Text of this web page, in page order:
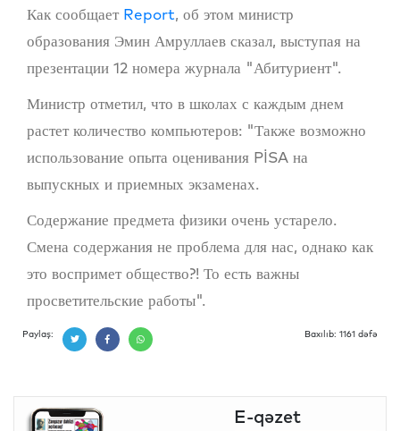
Как сообщает Report, об этом министр
образования Эмин Амруллаев сказал, выступая на
презентации 12 номера журнала "Абитуриент".
Министр отметил, что в школах с каждым днем
растет количество компьютеров: "Также возможно
использование опыта оценивания PİSA на
выпускных и приемных экзаменах.
Содержание предмета физики очень устарело.
Смена содержания не проблема для нас, однако как
это воспримет общество?! То есть важны
просветительские работы".
Paylaş: Baxılıb: 1161 dəfə
E-qəzet